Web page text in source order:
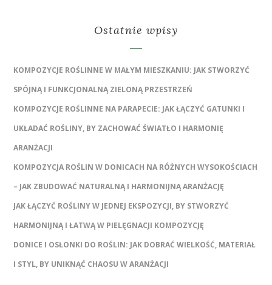
Ostatnie wpisy
KOMPOZYCJE ROŚLINNE W MAŁYM MIESZKANIU: JAK STWORZYĆ
SPÓJNĄ I FUNKCJONALNĄ ZIELONĄ PRZESTRZEŃ
KOMPOZYCJE ROŚLINNE NA PARAPECIE: JAK ŁĄCZYĆ GATUNKI I
UKŁADAĆ ROŚLINY, BY ZACHOWAĆ ŚWIATŁO I HARMONIĘ
ARANŻACJI
KOMPOZYCJA ROŚLIN W DONICACH NA RÓŻNYCH WYSOKOŚCIACH
– JAK ZBUDOWAĆ NATURALNĄ I HARMONIJNĄ ARANŻACJĘ
JAK ŁĄCZYĆ ROŚLINY W JEDNEJ EKSPOZYCJI, BY STWORZYĆ
HARMONIJNĄ I ŁATWĄ W PIELĘGNACJI KOMPOZYCJĘ
DONICE I OSŁONKI DO ROŚLIN: JAK DOBRAĆ WIELKOŚĆ, MATERIAŁ
I STYL, BY UNIKNĄĆ CHAOSU W ARANŻACJI